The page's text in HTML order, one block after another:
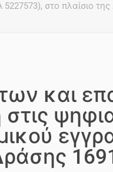
στο πλαίσιο
και